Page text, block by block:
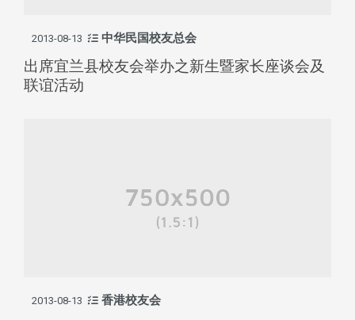
2013-08-13 中华民国校友总会
出席宜兰县校友会举办之新生暨家长座谈会及
联谊活动
2013-08-13 香港校友会